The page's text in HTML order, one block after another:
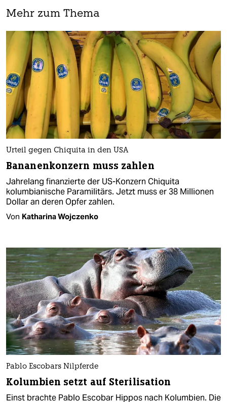
Mehr zum Thema
Urteil gegen Chiquita in den USA
Bananen­konzern muss zahlen
Jahrelang finanzierte der US-Konzern Chiquita
kolumbianische Paramilitärs. Jetzt muss er 38 Millionen
Dollar an deren Opfer zahlen.
Von Katharina Wojczenko
Pablo Escobars Nilpferde
Kolumbien setzt auf Sterilisation
Einst brachte Pablo Escobar Hippos nach Kolumbien. Die